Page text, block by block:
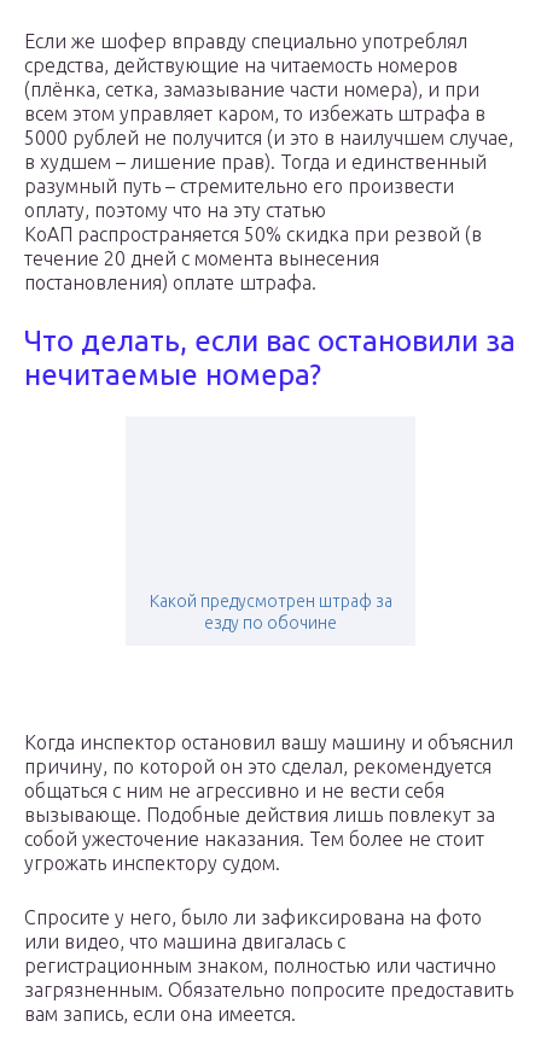
Если же шофер вправду специально употреблял
средства, действующие на читаемость номеров
(плёнка, сетка, замазывание части номера), и при
всем этом управляет каром, то избежать штрафа в
5000 рублей не получится (и это в наилучшем случае,
в худшем – лишение прав). Тогда и единственный
разумный путь – стремительно его произвести
оплату, поэтому что на эту статью
КоАП распространяется 50% скидка при резвой (в
течение 20 дней с момента вынесения
постановления) оплате штрафа.
Что делать, если вас остановили за
нечитаемые номера?
Какой предусмотрен штраф за
езду по обочине
Когда инспектор остановил вашу машину и объяснил
причину, по которой он это сделал, рекомендуется
общаться с ним не агрессивно и не вести себя
вызывающе. Подобные действия лишь повлекут за
собой ужесточение наказания. Тем более не стоит
угрожать инспектору судом.
Спросите у него, было ли зафиксирована на фото
или видео, что машина двигалась с
регистрационным знаком, полностью или частично
загрязненным. Обязательно попросите предоставить
вам запись, если она имеется.